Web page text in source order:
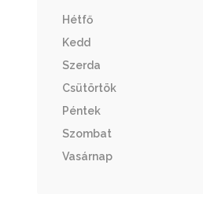
Hétfő
Kedd
Szerda
Csütörtök
Péntek
Szombat
Vasárnap